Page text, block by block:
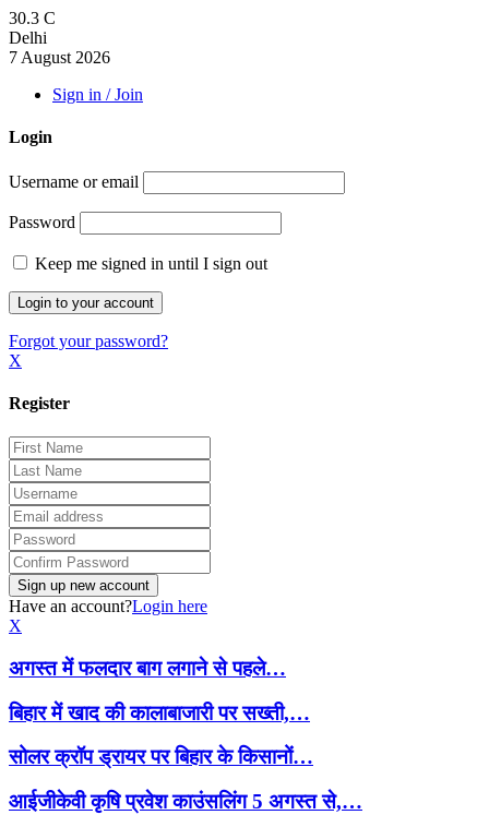
30.3 C
Delhi
7 August 2026
Sign in / Join
Login
Username or email
Password
Keep me signed in until I sign out
Forgot your password?
X
Register
Have an account?Login here
X
अगस्त में फलदार बाग लगाने से पहले…
बिहार में खाद की कालाबाजारी पर सख्ती,…
सोलर क्रॉप ड्रायर पर बिहार के किसानों…
आईजीकेवी कृषि प्रवेश काउंसलिंग 5 अगस्त से,…